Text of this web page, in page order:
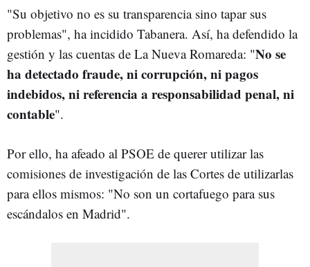
"Su objetivo no es su transparencia sino tapar sus
problemas", ha incidido Tabanera. Así, ha defendido la
gestión y las cuentas de La Nueva Romareda: "No se
ha detectado fraude, ni corrupción, ni pagos
indebidos, ni referencia a responsabilidad penal, ni
contable".
Por ello, ha afeado al PSOE de querer utilizar las
comisiones de investigación de las Cortes de utilizarlas
para ellos mismos: "No son un cortafuego para sus
escándalos en Madrid".